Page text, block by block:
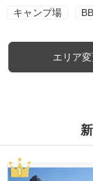
キャンプ場
エリア変